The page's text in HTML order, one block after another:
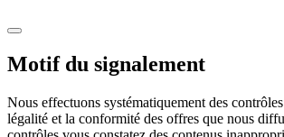
Motif du signalement
Nous effectuons systématiquement des
légalité et la conformité des offres que nous